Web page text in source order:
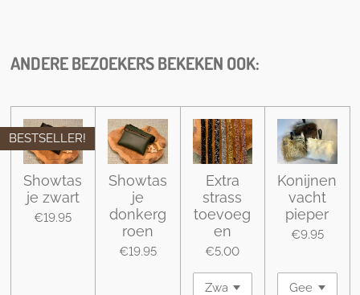
ANDERE BEZOEKERS BEKEKEN OOK:
BESTSELLER!
Showtas
je zwart
€19.95
Showtas
je
donkerg
roen
€19.95
Extra
strass
toevoeg
en
€5.00
Konijnen
vacht
pieper
€9.95